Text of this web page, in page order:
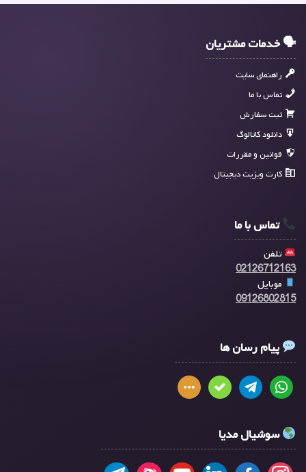
🗣 خدمات مشتریان
راهنمای سایت
تماس با ما
ثبت سفارش
دانلود کاتالوگ
قوانین و مقررات
کارت ویزیت دیجیتال
تماس با ما
تلفن
02126712163
موبایل
09126802815
پیام رسان ها
سوشیال مدیا